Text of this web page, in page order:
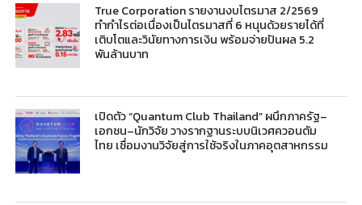
True Corporation รายงานงบไตรมาส 2/2569
ทำกำไรต่อเนื่องเป็นไตรมาสที่ 6 หนุนด้วยรายได้ที่
เติบโตและวินัยทางการเงิน พร้อมจ่ายปันผล 5.2
พันล้านบาท
เปิดตัว “Quantum Club Thailand” ผนึกภาครัฐ–
เอกชน–นักวิจัย วางรากฐานระบบนิเวศควอนตัม
ไทย เชื่อมงานวิจัยสู่การใช้จริงในภาคอุตสาหกรรม